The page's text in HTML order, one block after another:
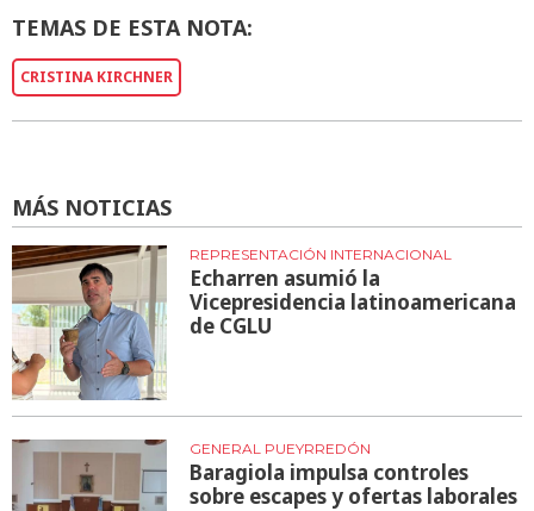
TEMAS DE ESTA NOTA:
CRISTINA KIRCHNER
MÁS NOTICIAS
REPRESENTACIÓN INTERNACIONAL
Echarren asumió la
Vicepresidencia latinoamericana
de CGLU
GENERAL PUEYRREDÓN
Baragiola impulsa controles
sobre escapes y ofertas laborales